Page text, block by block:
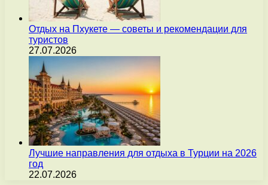
Отдых на Пхукете — советы и рекомендации для
туристов
27.07.2026
Лучшие направления для отдыха в Турции на 2026
год
22.07.2026